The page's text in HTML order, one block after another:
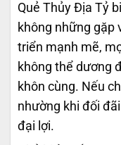
Quẻ Thủy Địa Tỷ
không những gặp
triển mạnh mẽ,
không thể dương
khôn cùng. Nếu
nhường khi đối
đại lợi.